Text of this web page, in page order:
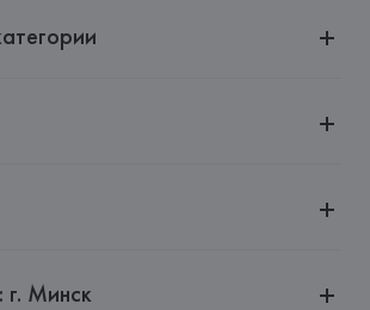
Минск